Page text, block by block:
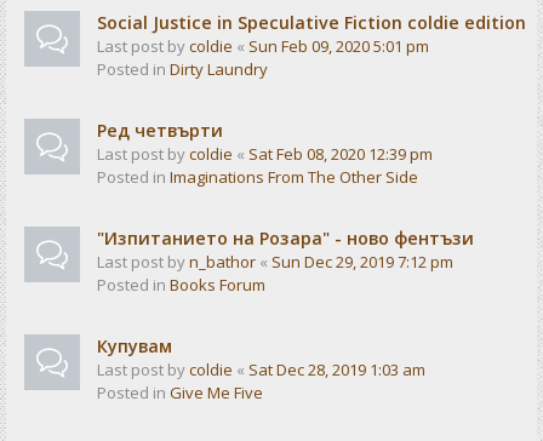
Social Justice in Speculative Fiction coldie edition
Last post bycoldie « Sun Feb 09, 2020 5:01 pm
Posted in Dirty Laundry
Ред четвърти
Last post bycoldie « Sat Feb 08, 2020 12:39 pm
Posted in Imaginations From The Other Side
"Изпитанието на Розара" - ново фентъзи
Last post byn_bathor « Sun Dec 29, 2019 7:12 pm
Posted in Books Forum
Купувам
Last post bycoldie « Sat Dec 28, 2019 1:03 am
Posted in Give Me Five